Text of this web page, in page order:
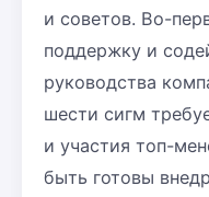
и советов. Во-
поддержку и
руководства
шести сигм
и участия топ-
быть готовы